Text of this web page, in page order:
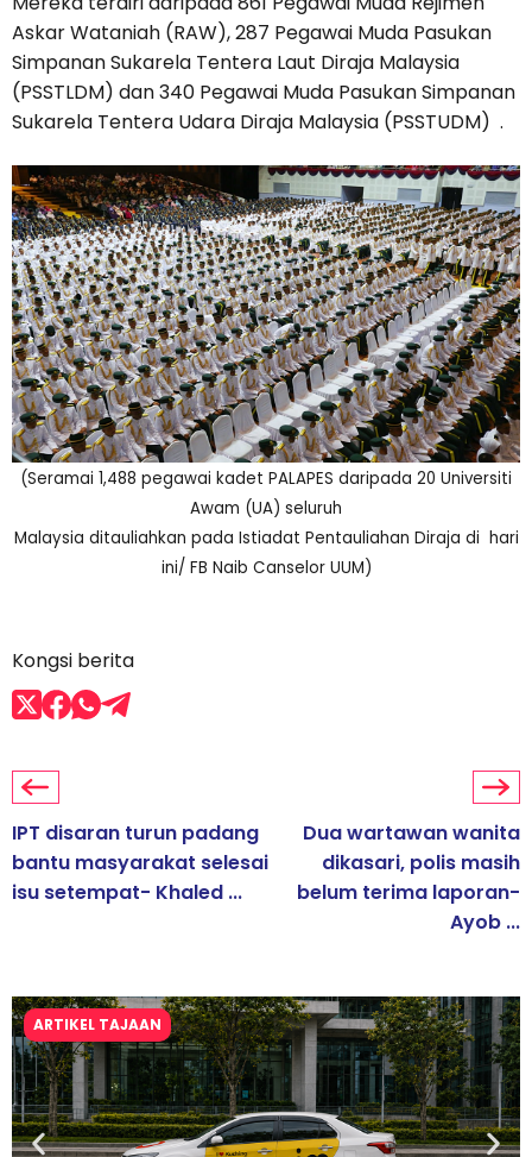
Askar Wataniah (RAW), 287 Pegawai Muda Pasukan
Simpanan Sukarela Tentera Laut Diraja Malaysia
(PSSTLDM) dan 340 Pegawai Muda Pasukan Simpanan
Sukarela Tentera Udara Diraja Malaysia (PSSTUDM) .
(Seramai 1,488 pegawai kadet PALAPES daripada 20 Universiti
Awam (UA) seluruh
Malaysia ditauliahkan pada Istiadat Pentauliahan Diraja di hari
ini/ FB Naib Canselor UUM)
Kongsi berita
IPT disaran turun padang
bantu masyarakat selesai
isu setempat- Khaled ...
Dua wartawan wanita
dikasari, polis masih
belum terima laporan-
Ayob ...
ARTIKEL TAJAAN